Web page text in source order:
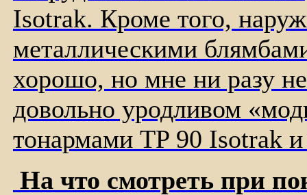
Isotrak. Кроме того,
металлическими
хорошо, но мне ни разу
довольно уродливом
тонармами TP 90 Isotrak
На что смотреть при